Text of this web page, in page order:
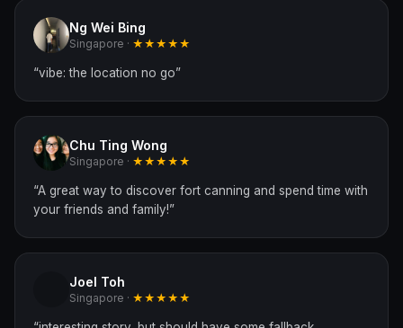
Ng Wei Bing
Singapore · ★★★★★
“vibe: the location no go”
Chu Ting Wong
Singapore · ★★★★★
“A great way to discover fort canning and spend time with
your friends and family!”
Joel Toh
Singapore · ★★★★★